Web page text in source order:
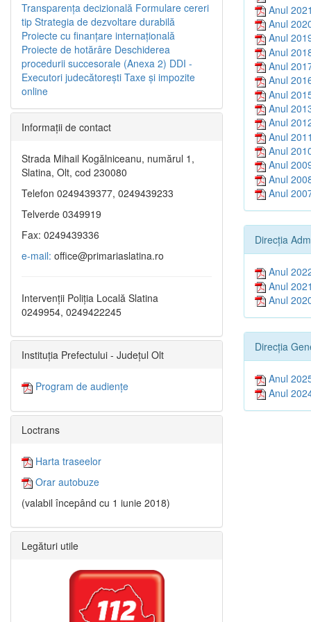
Anul 2021
Anul
Anul
Anul
Anul
Anul
Anul
Anul
Anul
Anul 2011
Anul
Anul
Anul
Anul
Direcția
Anul
Anul 2021
Anul
Direcția
Anul
Anul
Transparenţa decizională Formulare cereri
tip Strategia de dezvoltare durabilă
Proiecte cu finanţare internaţională
Proiecte de hotărâre Deschiderea
procedurii succesorale (Anexa 2) DDI -
Executori judecătorești Taxe şi impozite
online
Informaţii de contact
Strada Mihail Kogălniceanu, numărul 1,
Slatina, Olt, cod 230080
Telefon 0249439377, 0249439233
Telverde 0349919
Fax: 0249439336
e-mail: office@primariaslatina.ro
Intervenții Poliția Locală Slatina
0249954, 0249422245
Instituția Prefectului - Județul Olt
Program de audiențe
Loctrans
Harta traseelor
Orar autobuze
(valabil începând cu 1 iunie 2018)
Legături utile